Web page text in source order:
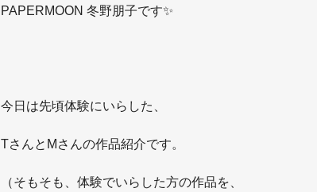
PAPERMOON 冬野朋子です✨
今日は先頃体験にいらした、
TさんとMさんの作品紹介です。
（そもそも、体験でいらした方の作品を、